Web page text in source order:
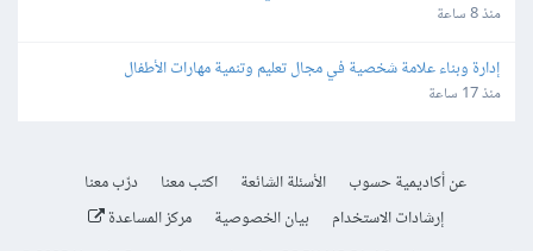
منذ 8 ساعة
إدارة وبناء علامة شخصية في مجال تعليم وتنمية مهارات الأطفال
منذ 17 ساعة
عن أكاديمية حسوب الأسئلة الشائعة اكتب معنا
درّب معنا
إرشادات الاستخدام
بيان الخصوصية مركز المساعدة